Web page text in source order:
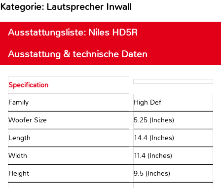
Kategorie: Lautsprecher Inwall
Ausstattungsliste: Niles HD5R
Ausstattung & technische Daten
Specification
Family High Def
Woofer Size 5.25 (Inches)
Length 14.4 (Inches)
Width 11.4 (Inches)
Height 9.5 (Inches)